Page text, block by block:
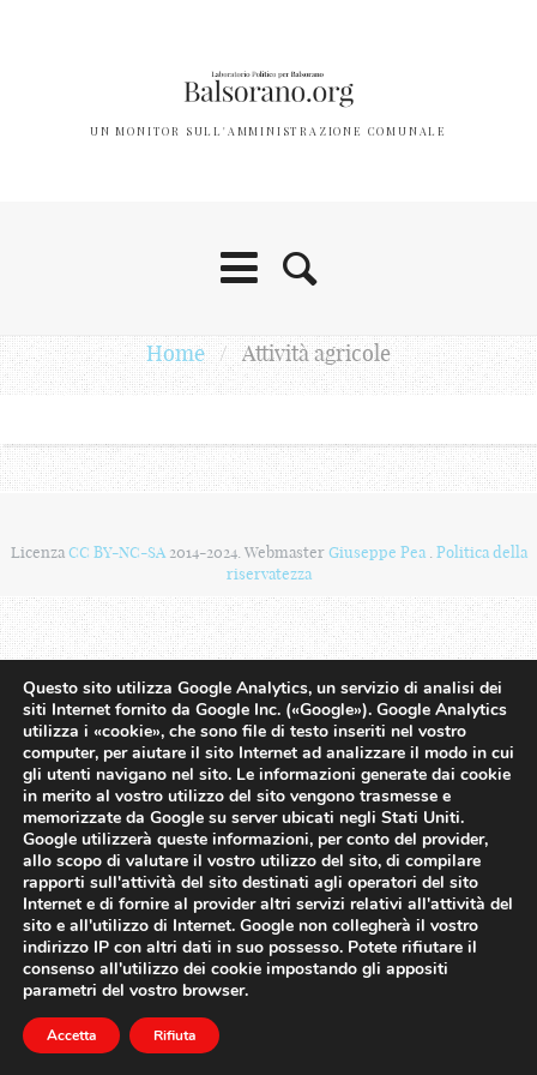
UN MONITOR SULL'AMMINISTRAZIONE COMUNALE
Home / Attività agricole
LicenzaCC BY-NC-SA2014-2024. WebmasterGiuseppe Pea. Politica della
riservatezza
Questo sito utilizza Google Analytics, un servizio di analisi dei
siti Internet fornito da Google Inc. («Google»). Google Analytics
utilizza i «cookie», che sono file di testo inseriti nel vostro
computer, per aiutare il sito Internet ad analizzare il modo in cui
gli utenti navigano nel sito. Le informazioni generate dai cookie
in merito al vostro utilizzo del sito vengono trasmesse e
memorizzate da Google su server ubicati negli Stati Uniti.
Google utilizzerà queste informazioni, per conto del provider,
allo scopo di valutare il vostro utilizzo del sito, di compilare
rapporti sull'attività del sito destinati agli operatori del sito
Internet e di fornire al provider altri servizi relativi all'attività del
sito e all'utilizzo di Internet. Google non collegherà il vostro
indirizzo IP con altri dati in suo possesso. Potete rifiutare il
consenso all'utilizzo dei cookie impostando gli appositi
parametri del vostro browser.
Accetta Rifiuta